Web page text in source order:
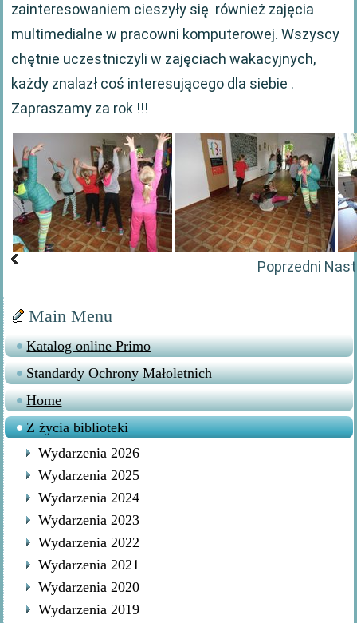
zainteresowaniem cieszyły się również zajęcia
multimedialne w pracowni komputerowej. Wszyscy
chętnie uczestniczyli w zajęciach wakacyjnych,
każdy znalazł coś interesującego dla siebie .
Zapraszamy za rok !!!
Poprzedni
Main Menu
Katalog online Primo
Standardy Ochrony Małoletnich
Home
Z życia biblioteki
Wydarzenia 2026
Wydarzenia 2025
Wydarzenia 2024
Wydarzenia 2023
Wydarzenia 2022
Wydarzenia 2021
Wydarzenia 2020
Wydarzenia 2019